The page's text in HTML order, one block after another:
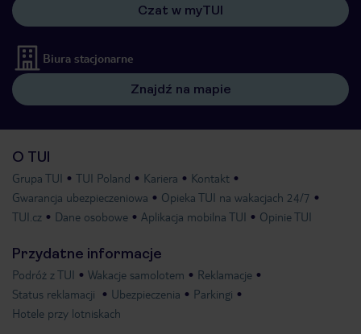
Czat w myTUI
Biura stacjonarne
Znajdź na mapie
O TUI
Grupa TUI TUI Poland Kariera
Kontakt
Gwarancja ubezpieczeniowa
Opieka TUI na wakacjach 24/7
TUI.cz
Dane osobowe Aplikacja mobilna TUI Opinie TUI
Przydatne informacje
Podróż z TUI Wakacje samolotem
Reklamacje
Status reklamacji
Ubezpieczenia
Parkingi
Hotele przy lotniskach